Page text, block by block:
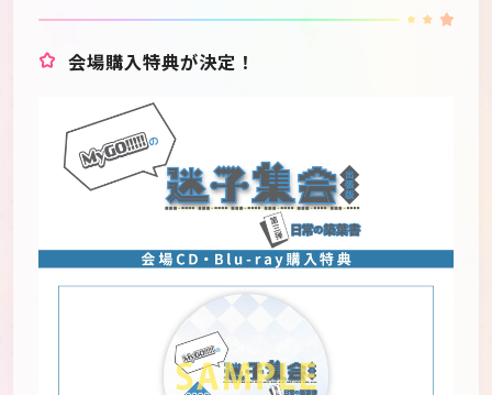
会場購入特典が決定！